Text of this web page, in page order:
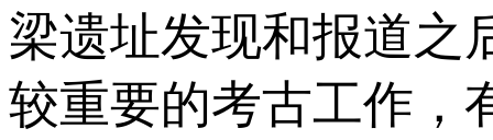
梁遗址发现和报道之
较重要的考古工作，